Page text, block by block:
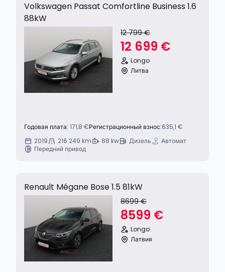
Volkswagen Passat Comfortline Business 1.6
88kW
12 799 €
12 699 €
Longo
Литва
Годовая плата: 171,8 €Регистрационный взнос:635,1 €
2019
216 249 km 88 kw Дизель
Автомат
Передний привод
Renault Mégane Bose 1.5 81kW
8699 €
8599 €
Longo
Латвия